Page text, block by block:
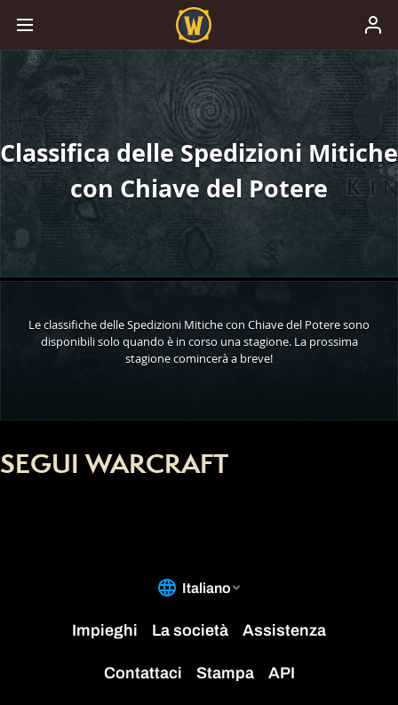
Classifica delle Spedizioni Mitiche
con Chiave del Potere
Le classifiche delle Spedizioni Mitiche con Chiave del Potere sono
disponibili solo quando è in corso una stagione. La prossima
stagione comincerà a breve!
SEGUI WARCRAFT